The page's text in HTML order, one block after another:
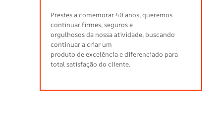
Prestes a comemorar 40 anos, queremos
continuar firmes, seguros e
orgulhosos da nossa atividade, buscando
continuar a criar um
produto de excelência e diferenciado para
total satisfação do cliente.